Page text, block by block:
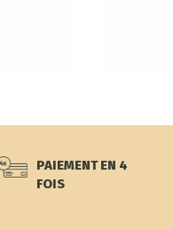
PAIEMENT EN 4
FOIS